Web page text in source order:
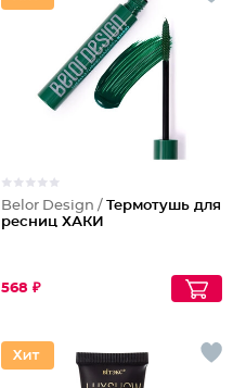
Belor Design / Термотушь для
ресниц ХАКИ
568 ₽